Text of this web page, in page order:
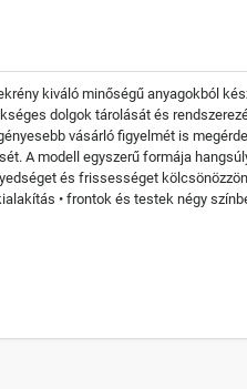
kiváló minőségű anyagokból
dolgok tárolását és
vásárló figyelmét is
A modell egyszerű formája
és frissességet
• frontok és testek négy